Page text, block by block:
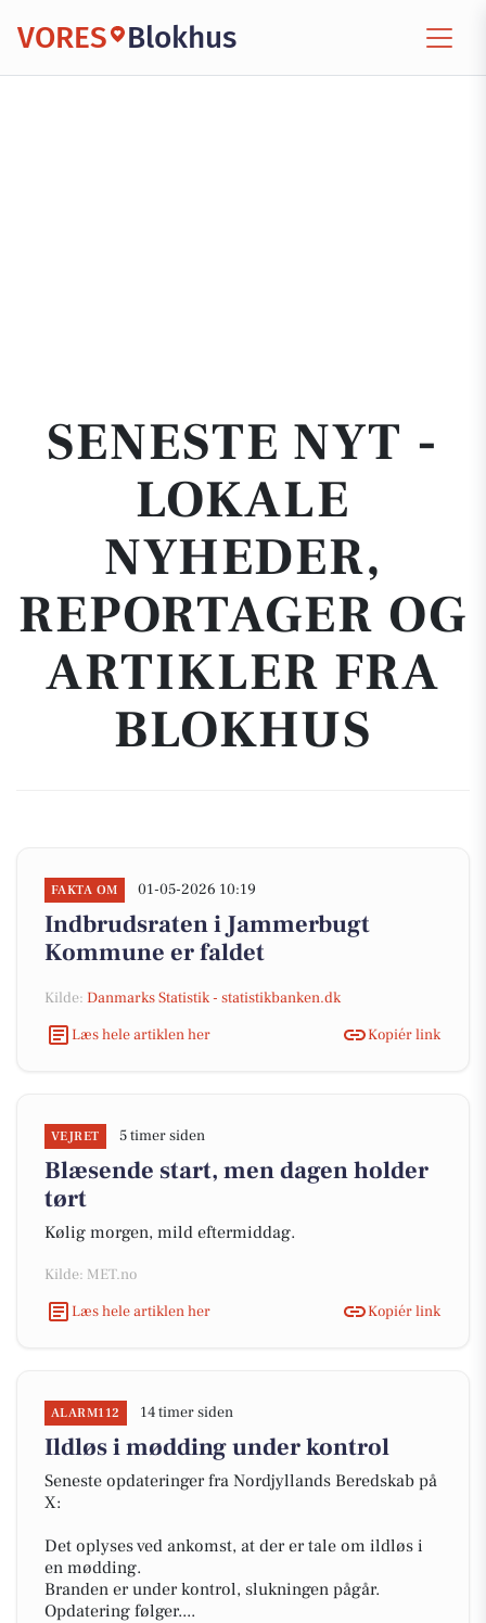
VORES Blokhus
SENESTE NYT -
LOKALE
NYHEDER,
REPORTAGER OG
ARTIKLER FRA
BLOKHUS
FAKTA OM 01-05-2026 10:19
Indbrudsraten i Jammerbugt
Kommune er faldet
Kilde: Danmarks Statistik - statistikbanken.dk
Læs hele artiklen her
Kopiér link
VEJRET 5 timer siden
Blæsende start, men dagen holder
tørt
Kølig morgen, mild eftermiddag.
Kilde: MET.no
Læs hele artiklen her
Kopiér link
ALARM112 14 timer siden
Ildløs i mødding under kontrol
Seneste opdateringer fra Nordjyllands Beredskab på
X:
Det oplyses ved ankomst, at der er tale om ildløs i
en mødding.
Branden er under kontrol, slukningen pågår.
Opdatering følger....